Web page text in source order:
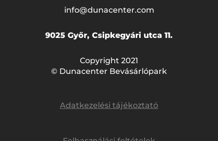
info@dunacenter.com
9025 Győr, Csipkegyári utca 11.
Copyright 2021
© Dunacenter Bevásárlópark
Adatkezelési tájékoztató